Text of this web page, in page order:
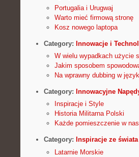
Portugalia i Urugwaj
Warto mieć firmową stronę
Kosz nowego laptopa
Category: Innowacje i
W wielu wypadkach użycie
Jakim sposobem
Na wprawny dubbing w
Category: Innowacyjne
Inspiracje i Style
Historia Militarna Polski
Każde pomieszczenie w
Category: Inspiracje ze świata
Latarnie Morskie